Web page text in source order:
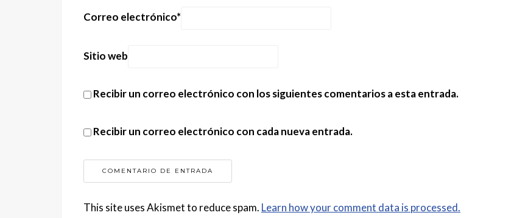
Correo electrónico*
Sitio web
Recibir un correo electrónico con los siguientes comentarios a esta entrada.
Recibir un correo electrónico con cada nueva entrada.
This site uses Akismet to reduce spam. Learn how your comment data is processed.